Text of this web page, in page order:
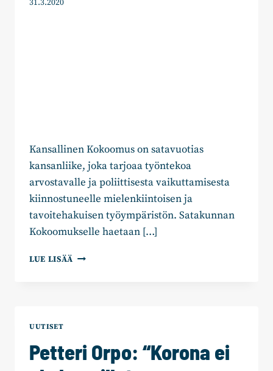
31.3.2020
Kansallinen Kokoomus on satavuotias
kansanliike, joka tarjoaa työntekoa
arvostavalle ja poliittisesta vaikuttamisesta
kiinnostuneelle mielenkiintoisen ja
tavoitehakuisen työympäristön. Satakunnan
Kokoomukselle haetaan […]
LUE LISÄÄ PAIKKA
UUTISET
Petteri Orpo: “Korona ei